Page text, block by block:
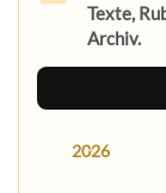
Texte,
Archiv.
2026